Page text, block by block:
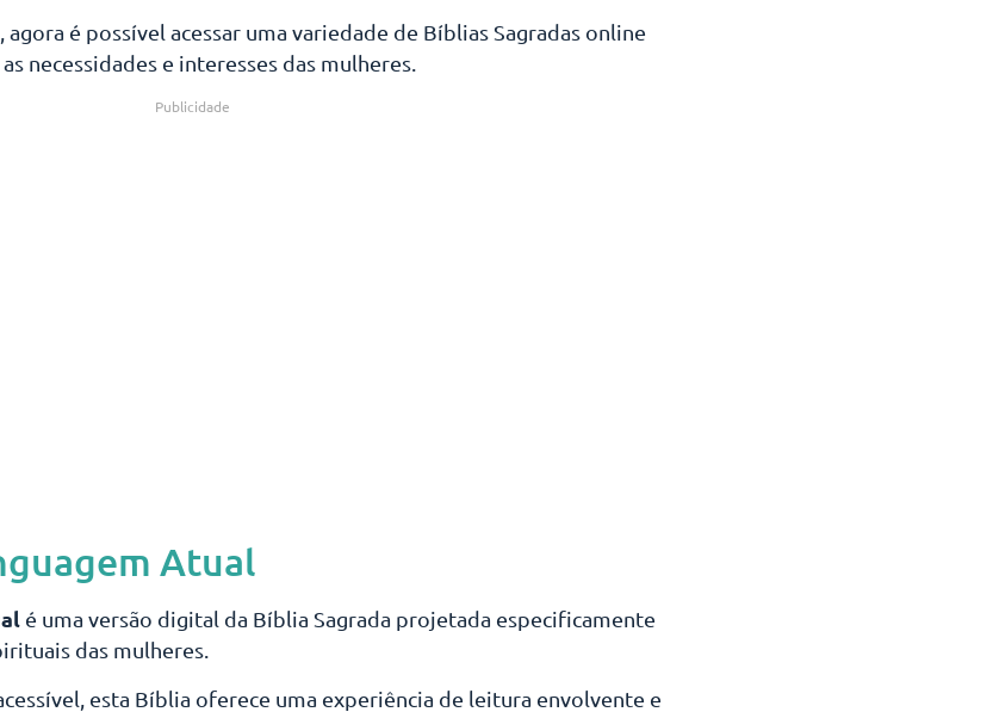
é possível acessar uma variedade de Bíblias Sagradas online
necessidades e interesses das mulheres.
Publicidade
Atual
é uma versão digital da Bíblia Sagrada projetada especificamente
das mulheres.
esta Bíblia oferece uma experiência de leitura envolvente e